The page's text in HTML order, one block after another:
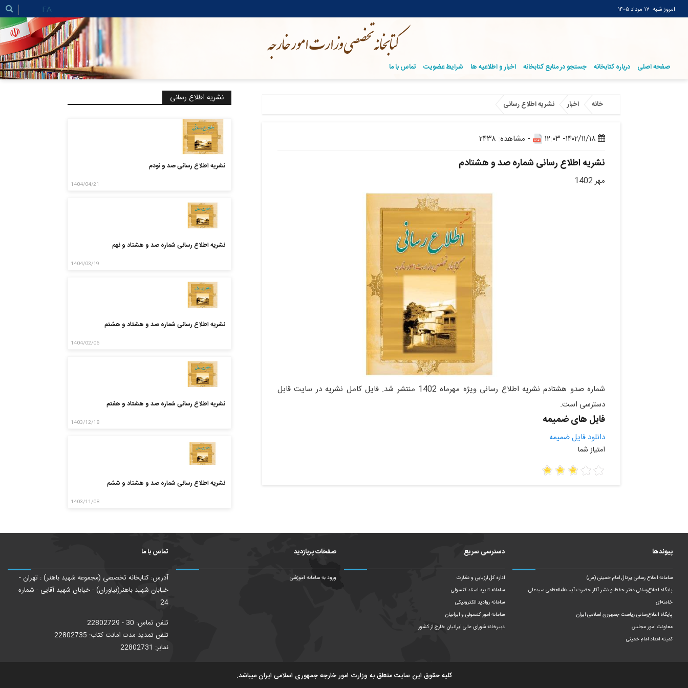
امروز شنبه ۱۷ مرداد ۱۴۰۵ FA
صفحه اصلی درباره کتابخانه جستجو در منابع کتابخانه اخبار و اطلاعیه ها شرایط عضویت تماس با ما
خانه اخبار نشریه اطلاع رسانی
۱۴۰۲/۱۱/۱۸- ۱۲:۰۳ - مشاهده: ۲۴۳۸
نشریه اطلاع رسانی شماره صد و هشتادم
مهر 1402
شماره صدو هشتادم نشریه اطلاع رسانی ویژه مهرماه 1402 منتشر شد. فایل کامل نشریه در سایت قابل
دسترسی است.
فایل های ضمیمه
دانلود فایل ضمیمه
امتیاز شما
نشریه اطلاع رسانی
نشریه اطلاع رسانی صد و نودم
1404/04/21
نشریه اطلاع رسانی شماره صد و هشتاد و نهم
1404/03/19
نشریه اطلاع رسانی شماره صد و هشتاد و هشتم
1404/02/06
نشریه اطلاع رسانی شماره صد و هشتاد و هفتم
1403/12/18
نشریه اطلاع رسانی شماره صد و هشتاد و ششم
1403/11/08
پیوندها
سامانه اطلاع رسانی پرتال امام خمینی (س)
پایگاه اطلاع‌رسانی دفتر حفظ و نشر آثار حضرت آیت‌الله‌العظمی سیدعلی
خامنه‌ای
پایگاه اطلاع‌رسانی ریاست‌ جمهوری اسلامی ایران
معاونت امور مجلس
کمیته امداد امام خمینی
دسترسی سریع
اداره کل ارزیابی و نظارت
سامانه تایید اسناد کنسولی
سامانه روادید الکترونیکی
سامانه امور کنسولی و ایرانیان
دبیرخانه شورای عالی ایرانیان خارج از کشور
صفحات پربازدید
ورود به سامانه آموزشی
تماس با ما
آدرس: کتابخانه تخصصی (مجموعه شهید باهنر) : تهران -
خیابان شهید باهنر(نیاوران) - خیابان شهید آقایی - شماره
24
تلفن تماس: 30 - 22802729
تلفن تمدید مدت امانت کتاب: 22802735
نمابر: 22802731
کلیه حقوق این سایت متعلق به وزارت امور خارجه جمهوری اسلامی ایران میباشد.